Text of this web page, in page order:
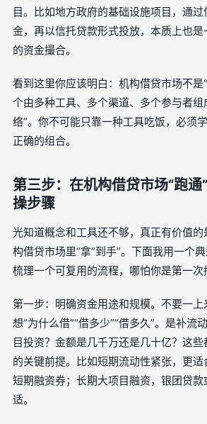
目。比如地方政府的基础设施项目，通
金，再以信托贷款形式投放，本质上也
的资金撮合。
看到这里你应该明白：机构借贷市场不是
个由多种工具、多个渠道、多个参与者组
络”。你不可能只靠一种工具吃饭，必须
正确的组合。
第三步：在机构借贷市场“跑通
操步骤
光知道概念和工具还不够，真正有价值的
构借贷市场里“拿”到手”。下面我用一个
梳理一个可复用的流程，哪怕你是第一次
第一步：明确资金用途和规模。不要一上
想“为什么借”“借多少”“借多久”。是补流
目投资？金额是几千万还是几十亿？这
的关键前提。比如短期流动性紧张，更
短期融资券；长期大项目融资，银团贷
适。